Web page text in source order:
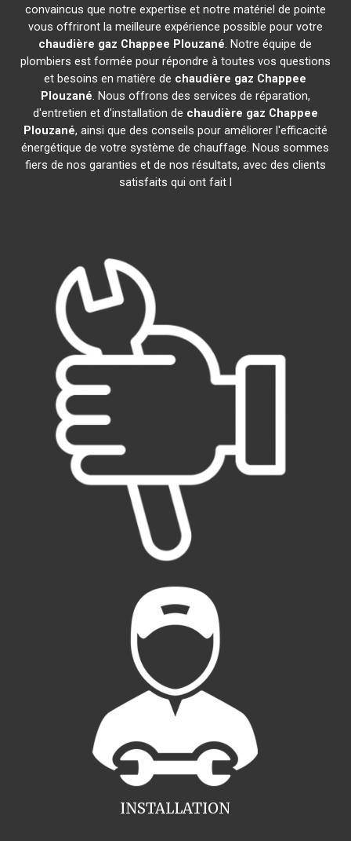
convaincus que notre expertise et notre matériel de pointe
vous offriront la meilleure expérience possible pour votre
chaudière gaz Chappee Plouzané. Notre équipe de
plombiers est formée pour répondre à toutes vos questions
et besoins en matière de chaudière gaz Chappee
Plouzané. Nous offrons des services de réparation,
d'entretien et d'installation de chaudière gaz Chappee
Plouzané, ainsi que des conseils pour améliorer l'efficacité
énergétique de votre système de chauffage. Nous sommes
fiers de nos garanties et de nos résultats, avec des clients
satisfaits qui ont fait l
INSTALLATION